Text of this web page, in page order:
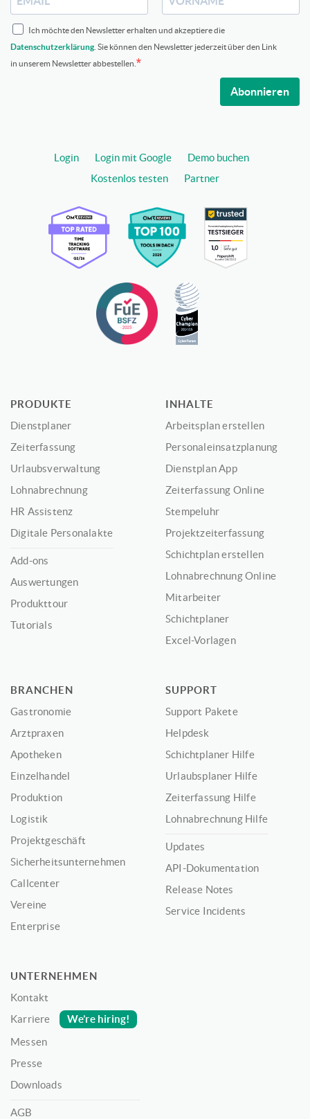
Ich möchte den Newsletter erhalten und akzeptiere die
Datenschutzerklärung . Sie können den Newsletter jederzeit über den Link
in unserem Newsletter abbestellen.
Abonnieren
Login Login mit Google
Demo buchen
Kostenlos testen
Partner
PRODUKTE
Dienstplaner
Zeiterfassung
Urlaubsverwaltung
Lohnabrechnung
HR Assistenz
Digitale Personalakte
Add-ons
Auswertungen
Produkttour
Tutorials
INHALTE
Arbeitsplan erstellen
Personaleinsatzplanung
Dienstplan App
Zeiterfassung Online
Stempeluhr
Projektzeiterfassung
Schichtplan erstellen
Lohnabrechnung Online
Mitarbeiter
Schichtplaner
Excel-Vorlagen
BRANCHEN
Gastronomie
Arztpraxen
Apotheken
Einzelhandel
Produktion
Logistik
Projektgeschäft
Sicherheitsunternehmen
Callcenter
Vereine
Enterprise
SUPPORT
Support Pakete
Helpdesk
Schichtplaner Hilfe
Urlaubsplaner Hilfe
Zeiterfassung Hilfe
Lohnabrechnung Hilfe
Updates
API-Dokumentation
Release Notes
Service Incidents
UNTERNEHMEN
Kontakt
Karriere
We’re hiring!
Messen
Presse
Downloads
AGB